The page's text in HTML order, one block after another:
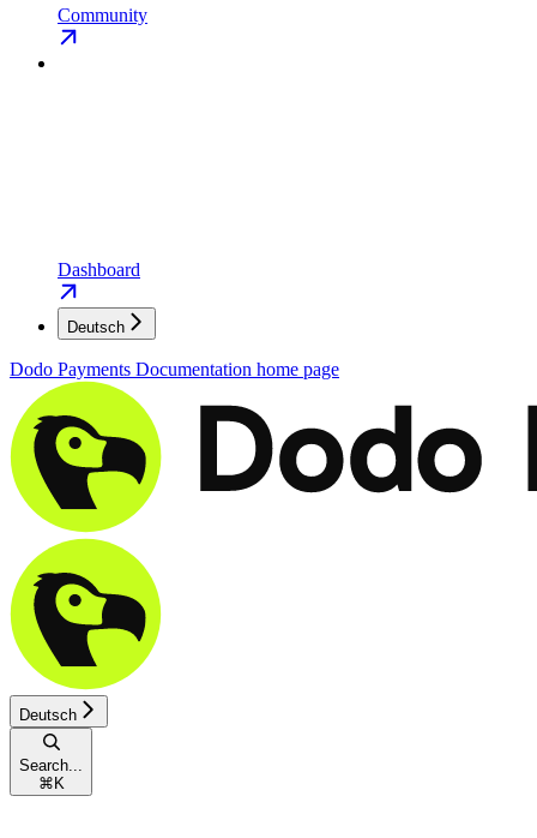
Community
Dashboard
Deutsch
Dodo Payments Documentation home page
Deutsch
Search...
⌘ K